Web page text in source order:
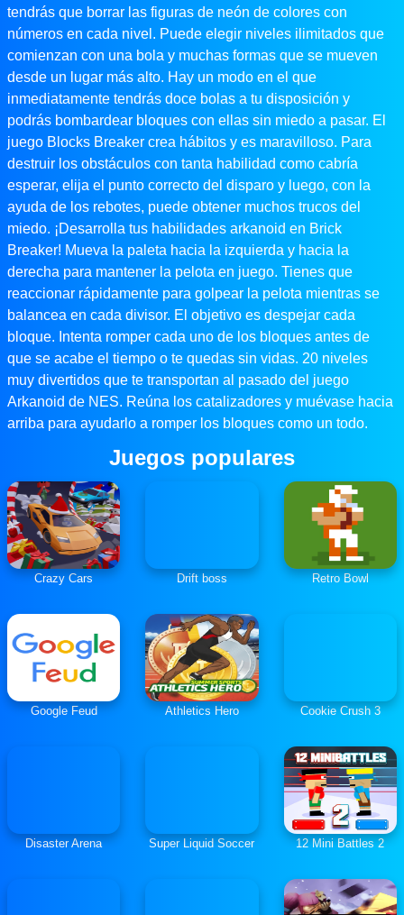
tendrás que borrar las figuras de neón de colores con
números en cada nivel. Puede elegir niveles ilimitados que
comienzan con una bola y muchas formas que se mueven
desde un lugar más alto. Hay un modo en el que
inmediatamente tendrás doce bolas a tu disposición y
podrás bombardear bloques con ellas sin miedo a pasar. El
juego Blocks Breaker crea hábitos y es maravilloso. Para
destruir los obstáculos con tanta habilidad como cabría
esperar, elija el punto correcto del disparo y luego, con la
ayuda de los rebotes, puede obtener muchos trucos del
miedo. ¡Desarrolla tus habilidades arkanoid en Brick
Breaker! Mueva la paleta hacia la izquierda y hacia la
derecha para mantener la pelota en juego. Tienes que
reaccionar rápidamente para golpear la pelota mientras se
balancea en cada divisor. El objetivo es despejar cada
bloque. Intenta romper cada uno de los bloques antes de
que se acabe el tiempo o te quedas sin vidas. 20 niveles
muy divertidos que te transportan al pasado del juego
Arkanoid de NES. Reúna los catalizadores y muévase hacia
arriba para ayudarlo a romper los bloques como un todo.
Juegos populares
Crazy Cars Drift boss Retro Bowl
Google Feud Athletics Hero Cookie Crush 3
Disaster Arena Super Liquid Soccer 12 Mini Battles 2